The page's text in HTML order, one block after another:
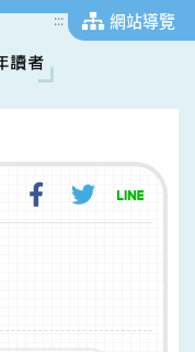
::: 網站導覽